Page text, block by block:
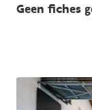
Geen fiches